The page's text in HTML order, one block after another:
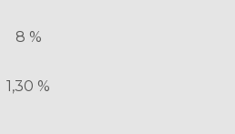
8 %
1,30 %